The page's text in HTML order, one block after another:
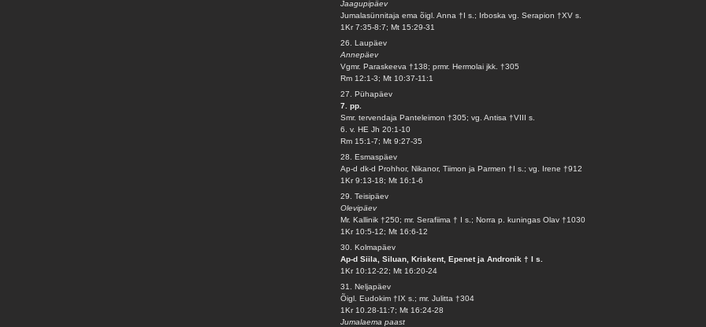
Jaagupipäev
Jumalasünnitaja ema õigl. Anna †I s.; Irboska vg. Serapion †XV s.
1Kr 7:35-8:7; Mt 15:29-31
26. Laupäev
Annepäev
Vgmr. Paraskeeva †138; prmr. Hermolai jkk. †305
Rm 12:1-3; Mt 10:37-11:1
27. Pühapäev
7. pp.
Smr. tervendaja Panteleimon †305; vg. Antisa †VIII s.
6. v. HE Jh 20:1-10
Rm 15:1-7; Mt 9:27-35
28. Esmaspäev
Ap-d dk-d Prohhor, Nikanor, Tiimon ja Parmen †I s.; vg. Irene †912
1Kr 9:13-18; Mt 16:1-6
29. Teisipäev
Olevipäev
Mr. Kallinik †250; mr. Serafiima † I s.; Norra p. kuningas Olav †1030
1Kr 10:5-12; Mt 16:6-12
30. Kolmapäev
Ap-d Siila, Siluan, Kriskent, Epenet ja Andronik † I s.
1Kr 10:12-22; Mt 16:20-24
31. Neljapäev
Õigl. Eudokim †IX s.; mr. Julitta †304
1Kr 10.28-11:7; Mt 16:24-28
Jumalaema paast